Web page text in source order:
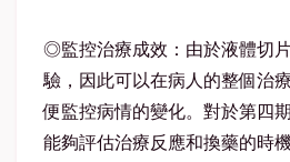
◎監控治療成效：由於液體切
驗，因此可以在病人的整個治
便監控病情的變化。對於第四
能夠評估治療反應和換藥的時